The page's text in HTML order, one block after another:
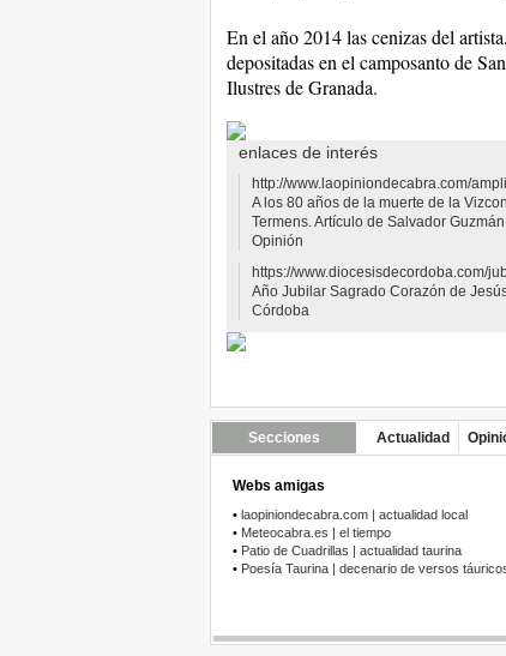
En el año 2014 las cenizas del
depositadas en el camposanto de
Ilustres de Granada.
enlaces de interés
http://www.laopiniondecabra.com/
A los 80 años de la muerte de la
Termens. Artículo de Salvador
Opinión
https://www.diocesisdecordoba.com/
Año Jubilar Sagrado Corazón de
Córdoba
Secciones Actualidad
Webs amigas
• laopiniondecabra.com | actualidad local
• Meteocabra.es | el tiempo
• Patio de Cuadrillas | actualidad taurina
• Poesía Taurina | decenario de versos